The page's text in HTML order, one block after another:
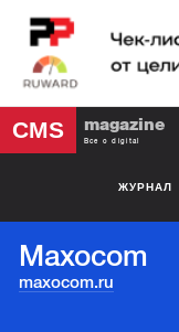
CMS magazine
Все о digital
ЖУРНАЛ
Maxocom
maxocom.ru